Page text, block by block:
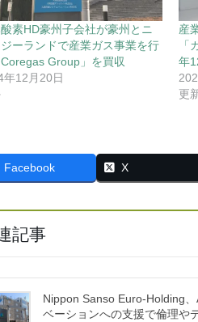
素HD豪州子会社が豪州とニ
ジーランドで産業ガス事業を行
Group」を買収
年12月20日
産
「
年
更
Facebook X
記事
Nippon Sanso Euro-Holding、
ベーションへの支援で倫理や